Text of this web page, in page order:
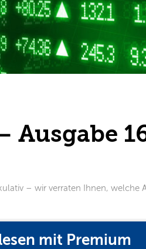
Ausgabe
– wir verraten Ihnen,
mit Premium